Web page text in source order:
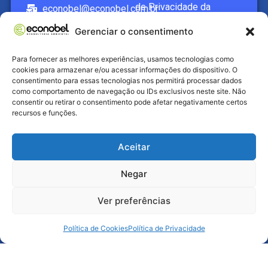
Gerenciar o consentimento
Para fornecer as melhores experiências, usamos tecnologias como
cookies para armazenar e/ou acessar informações do dispositivo. O
consentimento para essas tecnologias nos permitirá processar dados
como comportamento de navegação ou IDs exclusivos neste site. Não
consentir ou retirar o consentimento pode afetar negativamente certos
recursos e funções.
Aceitar
Negar
Ver preferências
Política de CookiesPolítica de Privacidade
econobel@econobel.com.br
Saiba
WhatsApp
de Privacidade da